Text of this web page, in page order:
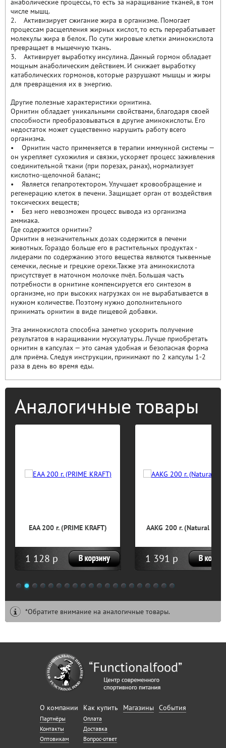
анаболические процессы, то есть за наращивание тканей, в том
числе мышц.
2. Активизирует сжигание жира в организме. Помогает
процессам расщепления жирных кислот, то есть перерабатывает
молекулы жира в белок. По сути жировые клетки аминокислота
превращает в мышечную ткань.
3. Активирует выработку инсулина. Данный гормон обладает
мощным анаболическим действием. И снижает выработку
катаболических гормонов, которые разрушают мышцы и жиры
для превращения их в энергию.
Другие полезные характеристики орнитина.
Орнитин обладает уникальными свойствами, благодаря своей
способности преобразовываться в другие аминокислоты. Его
недостаток может существенно нарушить работу всего
организма.
• Орнитин часто применяется в терапии иммунной системы —
он укрепляет сухожилия и связки, ускоряет процесс заживления
соединительной ткани (при порезах, ранах), нормализует
кислотно-щелочной баланс;
• Является гепапротектором. Улучшает кровообращение и
регенерацию клеток в печени. Защищает орган от воздействия
токсических веществ;
• Без него невозможен процесс вывода из организма
аммиака.
Где содержится орнитин?
Орнитин в незначительных дозах содержится в печени
животных. Гораздо больше его в растительных продуктах -
лидерами по содержанию этого вещества являются тыквенные
семечки, лесные и грецкие орехи.Также эта аминокислота
присутствует в маточном молочке пчёл. Большая часть
потребности в орнитине компенсируется его синтезом в
организме, но при высоких нагрузках он не вырабатывается в
нужном количестве. Поэтому нужно дополнительного
принимать орнитин в виде пищевой добавки.
Эта аминокислота способна заметно ускорить получение
результатов в наращивании мускулатуры. Лучше приобретать
орнитин в капсулах — это самая удобная и безопасная форма
для приёма. Следуя инструкции, принимают по 2 капсулы 1-2
раза в день во время еды.
Аналогичные товары
EAA 200 г. (PRIME KRAFT)
1 128 р
AAKG 200 г. (Natural
1 391 р
1 2 3 4 5 6 7 8 9 10 11 12 13 14 15 16 17 18 19
*Обратите внимание на аналогичные товары.
О компании
Партнёры
Контакты
Оптовикам
Как купить
Оплата
Доставка
Вопрос-ответ
Магазины События